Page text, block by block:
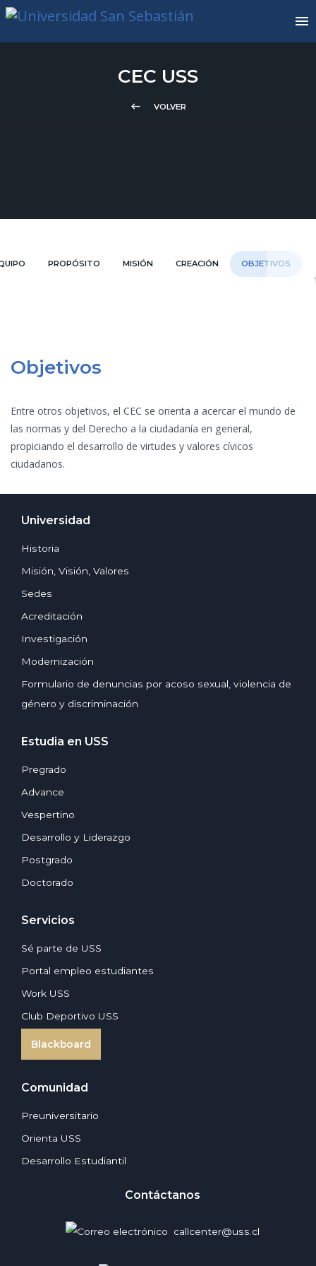
CEC USS
keyboard_backspace VOLVER
PROPÓSITO MISIÓN CREACIÓN
OBJETIVOS
Objetivos
Entre otros objetivos, el CEC se orienta a acercar el mundo de
las normas y del Derecho a la ciudadanía en general,
propiciando el desarrollo de virtudes y valores cívicos
ciudadanos.
Universidad
Historia
Misión, Visión, Valores
Sedes
Acreditación
Investigación
Modernización
Formulario de denuncias por acoso sexual, violencia de
género y discriminación
Estudia en USS
Pregrado
Advance
Vespertino
Desarrollo y Liderazgo
Postgrado
Doctorado
Servicios
Sé parte de USS
Portal empleo estudiantes
Work USS
Club Deportivo USS
Blackboard
Comunidad
Preuniversitario
Orienta USS
Desarrollo Estudiantil
Contáctanos
callcenter@uss.cl